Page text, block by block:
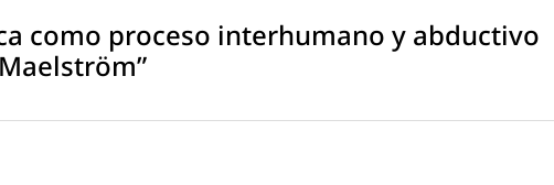
como proceso interhumano y abductivo